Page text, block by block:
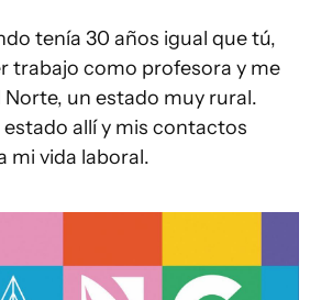
tenía 30 años igual que tú,
trabajo como profesora y me
un estado muy rural.
allí y mis contactos
mi vida laboral.